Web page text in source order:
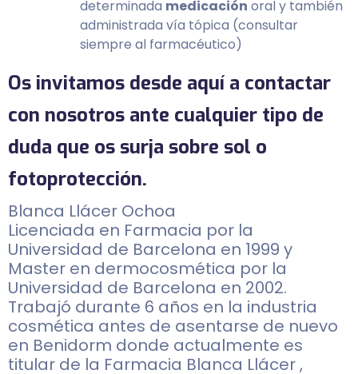
determinada medicación oral y también
administrada vía tópica (consultar
siempre al farmacéutico)
Os invitamos desde aquí a contactar
con nosotros ante cualquier tipo de
duda que os surja sobre sol o
fotoprotección.
Blanca Llácer Ochoa
Licenciada en Farmacia por la
Universidad de Barcelona en 1999 y
Master en dermocosmética por la
Universidad de Barcelona en 2002.
Trabajó durante 6 años en la industria
cosmética antes de asentarse de nuevo
en Benidorm donde actualmente es
titular de la Farmacia Blanca Llácer ,